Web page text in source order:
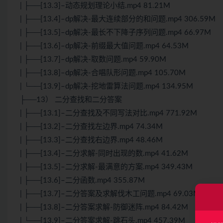
| ├──[13.3]–动态规划理论小结.mp4 81.21M
| ├──[13.4]–dp解决-最大连续部分的和问题.mp4 306.59M
| ├──[13.5]–dp解决-最长不下降子序列问题.mp4 66.97M
| ├──[13.6]–dp解决-前缀最大值问题.mp4 64.53M
| ├──[13.7]–dp解决-取数问题.mp4 59.90M
| ├──[13.8]–dp解决-合唱队形问题.mp4 105.70M
| └──[13.9]–dp解决-挖地雷算法问题.mp4 134.95M
├──13） 二分查找和二分答案
| ├──[13.1]–二分查找及不同写法对比.mp4 771.92M
| ├──[13.2]–二分查找左边界.mp4 74.34M
| ├──[13.3]–二分查找右边界.mp4 48.46M
| ├──[13.4]–二分求解-同时出现的数.mp4 41.62M
| ├──[13.5]–二分求解-最满意的方案.mp4 349.43M
| ├──[13.6]–二分函数.mp4 355.87M
| ├──[13.7]–二分答案及求解伐木工问题.mp4 69.03M
| ├──[13.8]–二分答案求解-防御迷阵.mp4 84.42M
| └──[13.9]–二分答案求解-跳石头.mp4 457.39M